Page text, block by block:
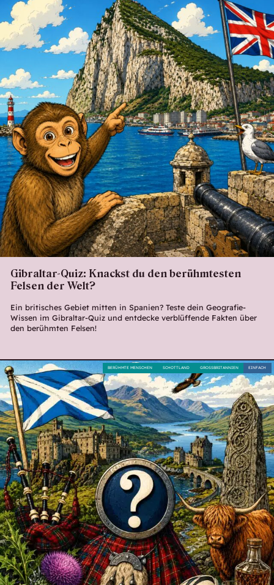
Gibraltar-Quiz: Knackst du den berühmtesten
Felsen der Welt?
Ein britisches Gebiet mitten in Spanien? Teste dein Geografie-
Wissen im Gibraltar-Quiz und entdecke verblüffende Fakten über
den berühmten Felsen!
EINFACH
GROSSBRITANNIEN
SCHOTTLAND
BERÜHMTE MENSCHEN